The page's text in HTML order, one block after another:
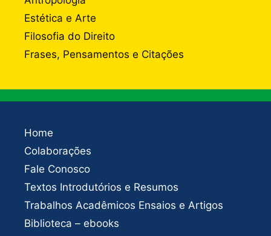
Estética e Arte
Filosofia do Direito
Frases, Pensamentos e Citações
Home
Colaborações
Fale Conosco
Textos Introdutórios e Resumos
Trabalhos Acadêmicos Ensaios e Artigos
Biblioteca – ebooks